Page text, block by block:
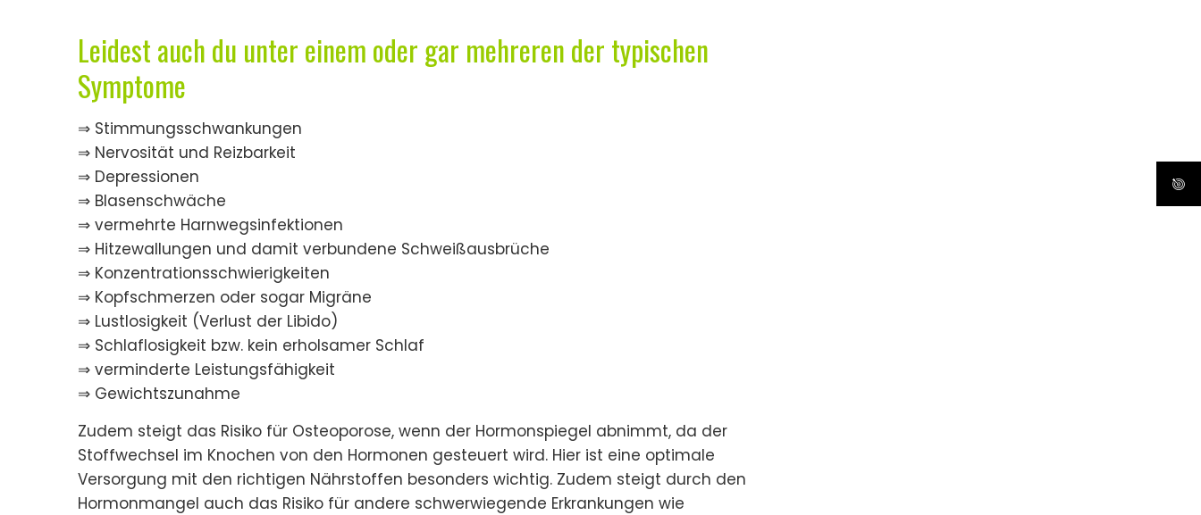
Leidest auch du unter einem oder gar mehreren der typischen
Symptome
⇒ Stimmungsschwankungen
⇒ Nervosität und Reizbarkeit
⇒ Depressionen
⇒ Blasenschwäche
⇒ vermehrte Harnwegsinfektionen
⇒ Hitzewallungen und damit verbundene Schweißausbrüche
⇒ Konzentrationsschwierigkeiten
⇒ Kopfschmerzen oder sogar Migräne
⇒ Lustlosigkeit (Verlust der Libido)
⇒ Schlaflosigkeit bzw. kein erholsamer Schlaf
⇒ verminderte Leistungsfähigkeit
⇒ Gewichtszunahme
Zudem steigt das Risiko für Osteoporose, wenn der Hormonspiegel abnimmt, da der
Stoffwechsel im Knochen von den Hormonen gesteuert wird. Hier ist eine optimale
Versorgung mit den richtigen Nährstoffen besonders wichtig. Zudem steigt durch den
Hormonmangel auch das Risiko für andere schwerwiegende Erkrankungen wie